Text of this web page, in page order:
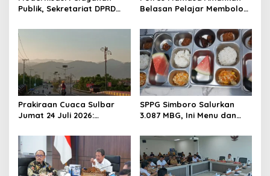
i
o
n
Publik, Sekretariat DPRD
Luncurkan Aplikasi SIPAKDE
Belasan Pelajar Membolos
Langsung Diantar Kembali
ke Sekolah
Prakiraan Cuaca Sulbar
Jumat 24 Juli 2026:
Daerah Pesisir Cerah
SPPG Simboro Salurkan
3.087 MBG, Ini Menu dan